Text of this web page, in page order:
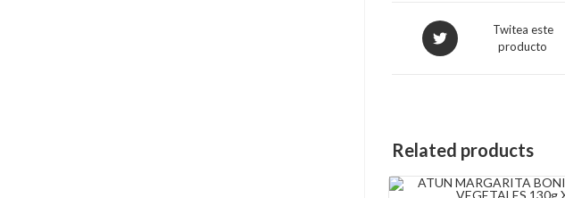
Opens
in
Twitea este
producto
Related products